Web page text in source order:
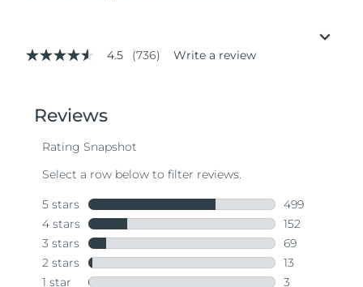
4.5
stars,
average
value.
736
Same
page
link.
4.5 (736) Write a review